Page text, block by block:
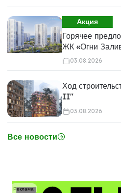
Акция
Горячее
ЖК «Огни
03.08.2026
Ход
II"
03.08.2026
Все новости
Реклама